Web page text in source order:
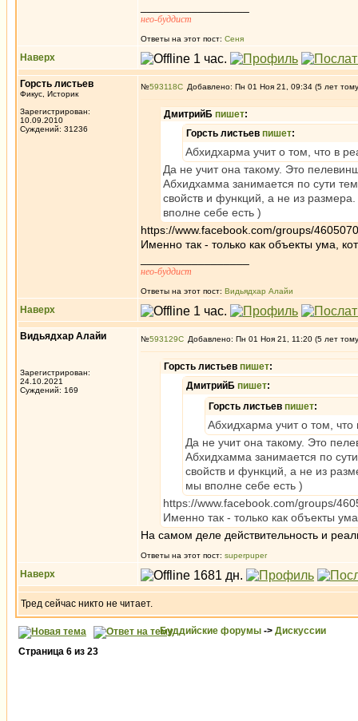
нео-буддист
Ответы на этот пост: Сеня
Наверх
Горсть листьев
Фикус, Историк
Зарегистрирован:
10.09.2010
Суждений: 31236
№593118 Добавлено: Пн 01 Ноя 21, 09:34 (5 лет
ДмитрийБ пишет:
Горсть листьев пишет:
Абхидхарма учит о том, что в
Да не учит она такому. Это
Абхидхамма занимается по сути
свойств и функций, а не из
вполне себе есть )
https://www.facebook.com/groups/
Именно так - только как объекты ума,
нео-буддист
Ответы на этот пост: Видьядхар Алайи
Наверх
Видьядхар Алайи
Зарегистрирован:
24.10.2021
Суждений: 169
№593129 Добавлено: Пн 01 Ноя 21, 11:20 (5 лет
Горсть листьев пишет:
ДмитрийБ пишет:
Горсть листьев пишет:
Абхидхарма учит о том, что
Да не учит она такому. Это
Абхидхамма занимается по
свойств и функций, а не из
мы вполне себе есть )
https://www.facebook.com/groups/
Именно так - только как объекты
На самом деле действительность и
Ответы на этот пост: superpuper
Наверх
Тред сейчас никто не читает.
Буддийские форумы -> Дискуссии
Страница 6 из 23